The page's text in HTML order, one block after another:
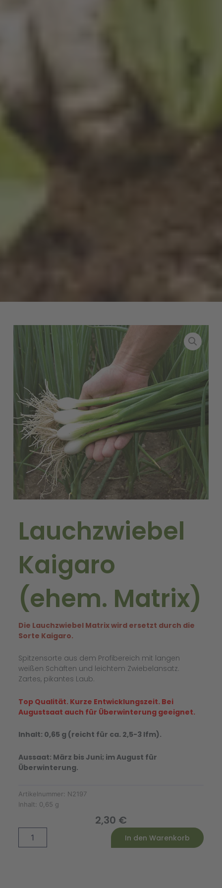
Lauchzwiebel
Kaigaro
(ehem. Matrix)
Die Lauchzwiebel Matrix wird ersetzt durch die
Sorte Kaigaro.
Spitzensorte aus dem Profibereich mit langen
weißen Schäften und leichtem Zwiebelansatz.
Zartes, pikantes Laub.
Top Qualität. Kurze Entwicklungszeit. Bei
Augustsaat auch für Überwinterung geeignet.
Inhalt: 0,65 g (reicht für ca. 2,5-3 lfm).
Aussaat: März bis Juni; im August für
Überwinterung.
Artikelnummer: N2197
Inhalt: 0,65 g
2,30 €
Kaigaro
In den Warenkorb
Alternative: